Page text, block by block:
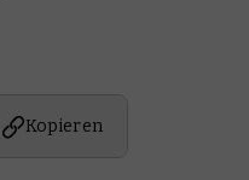
Kopieren